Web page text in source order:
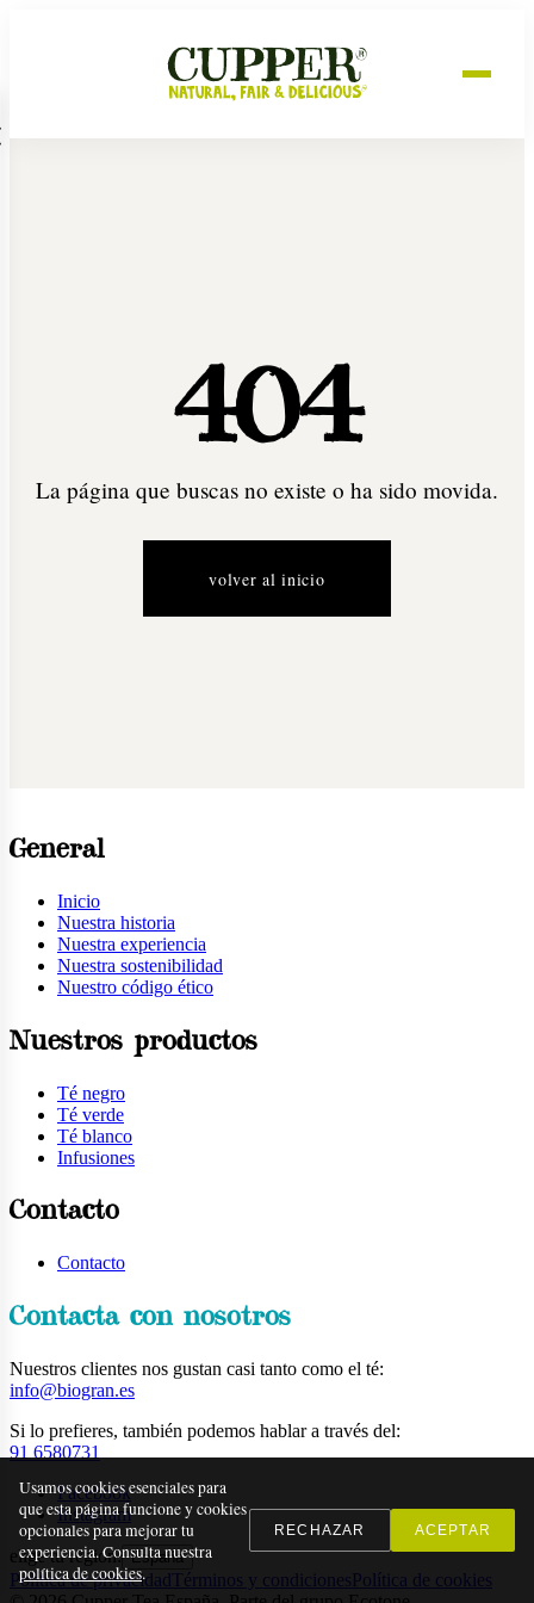
404
La página que buscas no existe o ha sido movida.
volver al inicio
General
Inicio
Nuestra historia
Nuestra experiencia
Nuestra sostenibilidad
Nuestro código ético
Nuestros productos
Té negro
Té verde
Té blanco
Infusiones
Contacto
Contacto
Contacta con nosotros
Nuestros clientes nos gustan casi tanto como el té:
info@biogran.es
Si lo prefieres, también podemos hablar a través del:
91 6580731
Facebook
Instagram
elige tu región: España
Política de privacidad Términos y condicionesPolítica de cookies
Usamos cookies esenciales para
que esta página funcione y cookies
opcionales para mejorar tu
experiencia. Consulta nuestra
política de cookies.
RECHAZAR ACEPTAR